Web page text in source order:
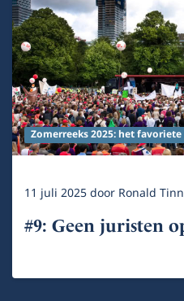
Zomerreeks 2025: het
11 juli 2025door Ronald
#9: Geen juristen